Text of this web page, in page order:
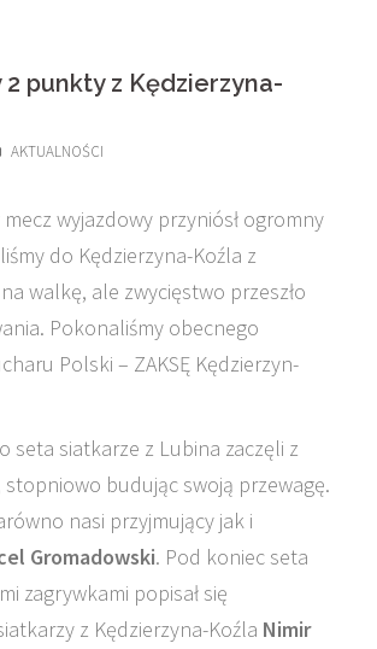
punkty z Kędzierzyna-
AKTUALNOŚCI
wyjazdowy przyniósł ogromny
do Kędzierzyna-Koźla z
walkę, ale zwycięstwo przeszło
Pokonaliśmy obecnego
Polski – ZAKSĘ Kędzierzyn-
seta siatkarze z Lubina zaczęli z
stopniowo budując swoją przewagę.
nasi przyjmujący jak i
Gromadowski. Pod koniec seta
zagrywkami popisał się
z Kędzierzyna-Koźla Nimir